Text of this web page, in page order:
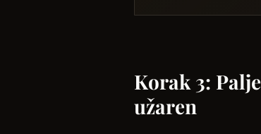
Korak 3:
užaren